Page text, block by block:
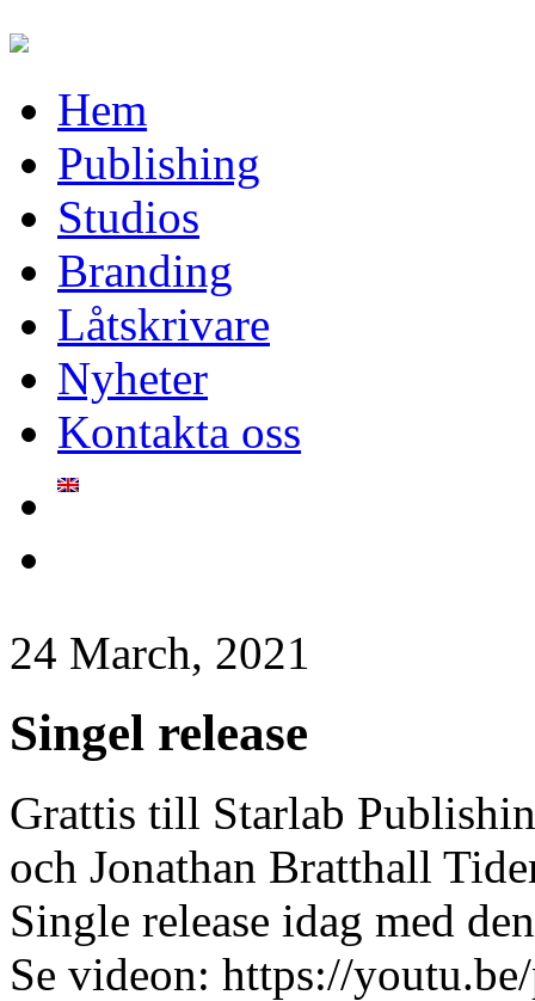
Hem
Publishing
Studios
Branding
Låtskrivare
Nyheter
Kontakta oss
24 March, 2021
Singel release
Grattis till Starlab
och Jonathan Bratthall
Single release idag med
Se videon: https://